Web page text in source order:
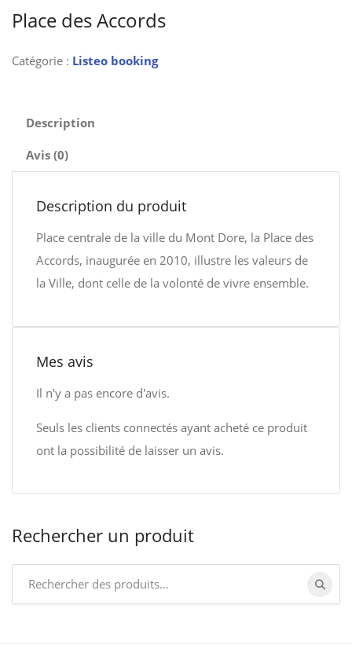
Place des Accords
Catégorie : Listeo booking
Description
Avis (0)
Description du produit
Place centrale de la ville du Mont Dore, la Place des
Accords, inaugurée en 2010, illustre les valeurs de
la Ville, dont celle de la volonté de vivre ensemble.
Mes avis
Il n'y a pas encore d'avis.
Seuls les clients connectés ayant acheté ce produit
ont la possibilité de laisser un avis.
Rechercher un produit